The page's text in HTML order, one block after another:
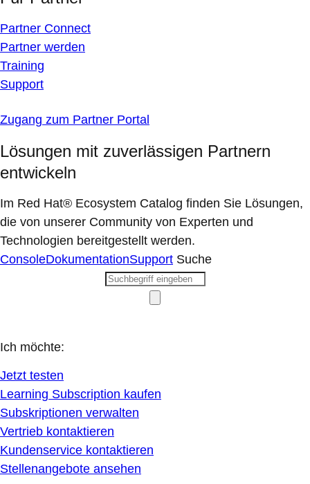
Partner Connect
Partner werden
Training
Support
Zugang zum Partner Portal
Lösungen mit zuverlässigen Partnern
entwickeln
Im Red Hat® Ecosystem Catalog finden Sie Lösungen,
die von unserer Community von Experten und
Technologien bereitgestellt werden.
ConsoleDokumentationSupport Suche
Ich möchte:
Jetzt testen
Learning Subscription kaufen
Subskriptionen verwalten
Vertrieb kontaktieren
Kundenservice kontaktieren
Stellenangebote ansehen